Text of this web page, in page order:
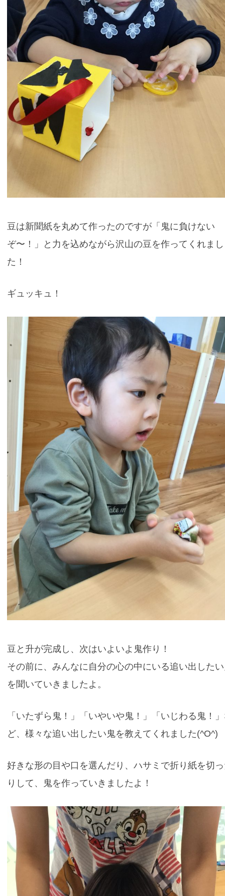
豆は新聞紙を丸めて作ったのですが「鬼に負けない
ぞ〜！」と力を込めながら沢山の豆を作ってくれまし
た！
ギュッキュ！
豆と升が完成し、次はいよいよ鬼作り！
その前に、みんなに自分の心の中にいる追い出した
を聞いていきましたよ。
「いたずら鬼！」「いやいや鬼！」「いじわる鬼！
ど、様々な追い出したい鬼を教えてくれました(^O^)
好きな形の目や口を選んだり、ハサミで折り紙を切
りして、鬼を作っていきましたよ！